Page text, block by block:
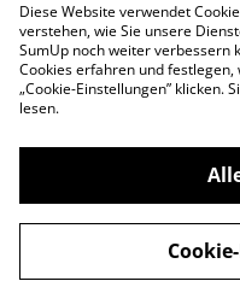
Kontaktiere
Datenschutz
©2026Motorrad
Diese Website verwendet
verstehen, wie Sie unsere
SumUp noch weiter verbessern
Cookies erfahren und
„Cookie-Einstellungen” klicken.
lesen.